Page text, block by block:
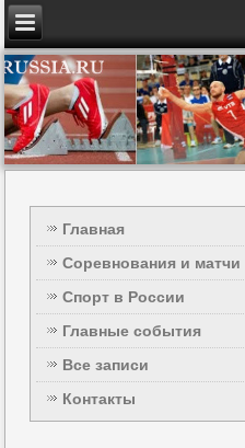
Главная
Соревнования и матчи
Спорт в России
Главные события
Все записи
Контакты